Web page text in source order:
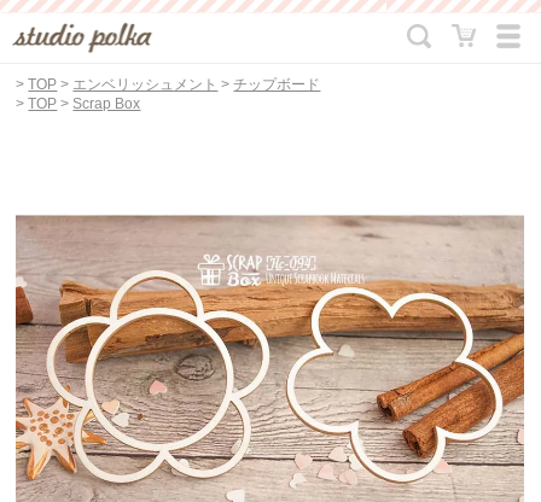
>TOP > エンベリッシュメント >チップボード
>TOP > Scrap Box